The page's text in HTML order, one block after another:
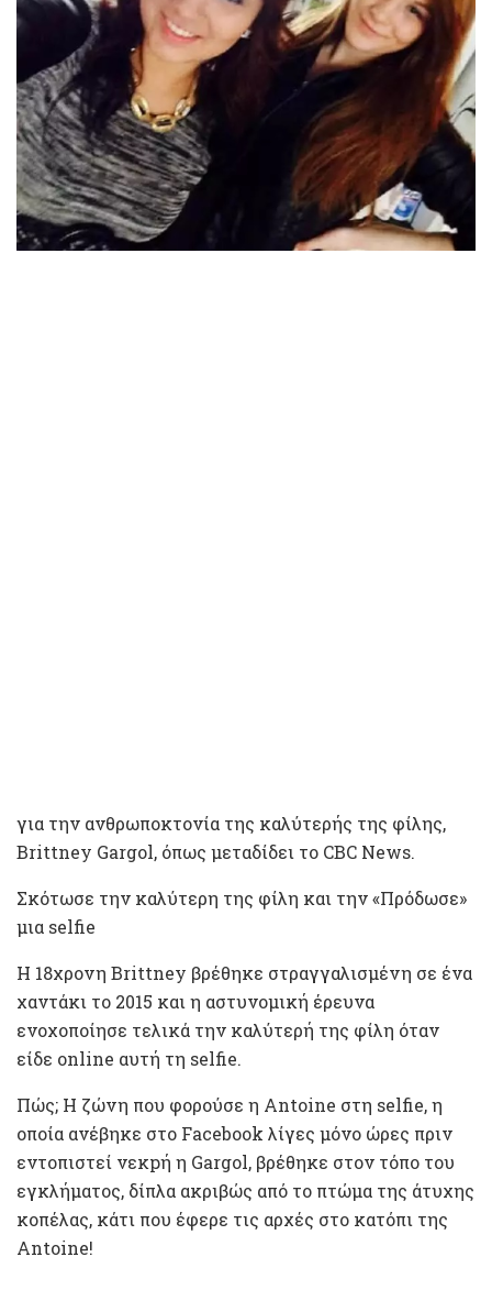
για την ανθρωποκτονία της καλύτερής της φίλης,
Brittney Gargol, όπως μεταδίδει το CBC News.
Σκότωσε την καλύτερη της φίλη και την «Πρόδωσε»
μια selfie
Η 18χρονη Brittney βρέθηκε στραγγαλισμένη σε ένα
χαντάκι το 2015 και η αστυνομική έρευνα
ενοχοποίησε τελικά την καλύτερή της φίλη όταν
είδε online αυτή τη selfie.
Πώς; Η ζώνη που φορούσε η Antoine στη selfie, η
οποία ανέβηκε στο Facebook λίγες μόνο ώρες πριν
εντοπιστεί νεκpή η Gargol, βρέθηκε στον τόπο του
εγκλήματος, δίπλα ακριβώς από το πτώμα της άτυχης
κοπέλας, κάτι που έφερε τις αρχές στο κατόπι της
Antoine!